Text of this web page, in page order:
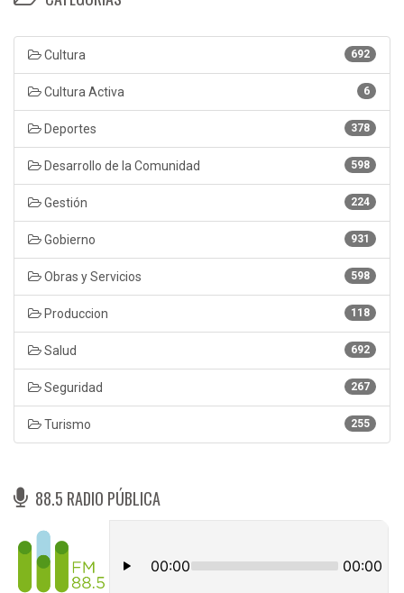
692
Cultura
6
Cultura Activa
378
Deportes
598
Desarrollo de la Comunidad
224
Gestión
931
Gobierno
598
Obras y Servicios
118
Produccion
692
Salud
267
Seguridad
255
Turismo
88.5 RADIO PÚBLICA